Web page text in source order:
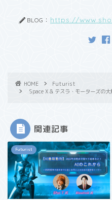
BLOG： https://
HOME
Futurist
Space X & テスラ・モーターズの
関連記事
Futurist